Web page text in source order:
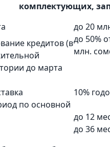
комплектующих,
до 20
кредитов (в
до марта
до 50%
млн.
10%
по основной
до 12
до 36